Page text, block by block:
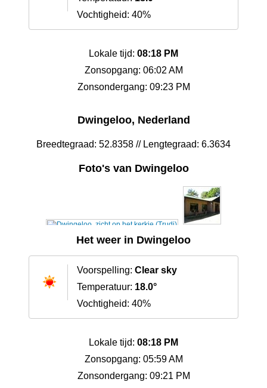
Vochtigheid: 40%
Lokale tijd: 08:18 PM
Zonsopgang: 06:02 AM
Zonsondergang: 09:23 PM
Dwingeloo, Nederland
Breedtegraad: 52.8358 // Lengtegraad: 6.3634
Foto's van Dwingeloo
Het weer in Dwingeloo
Voorspelling: Clear sky
Temperatuur: 18.0°
Vochtigheid: 40%
Lokale tijd: 08:18 PM
Zonsopgang: 05:59 AM
Zonsondergang: 09:21 PM